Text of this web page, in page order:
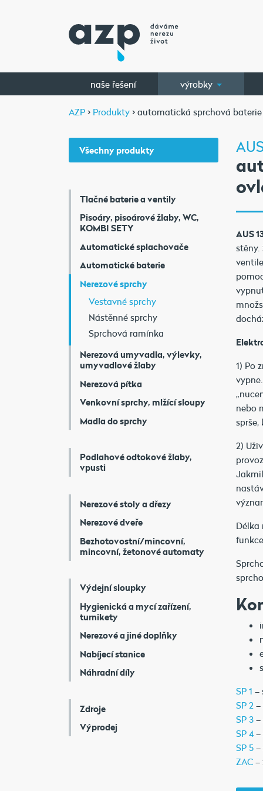
naše řešení výrobky
AZP > Produkty > automatická sprchová
Všechny produkty
Tlačné baterie a ventily
Pisoáry, pisoárové žlaby, WC,
KOMBI SETY
Automatické splachovače
Automatické baterie
Nerezové sprchy
Vestavné sprchy
Nástěnné sprchy
Sprchová ramínka
Nerezová umyvadla, výlevky,
umyvadlové žlaby
Nerezová pítka
Venkovní sprchy, mlžící sloupy
Madla do sprchy
Podlahové odtokové žlaby,
vpusti
Nerezové stoly a dřezy
Nerezové dveře
Bezhotovostní/mincovní,
mincovní, žetonové automaty
Výdejní sloupky
Hygienická a mycí zařízení,
turnikety
Nerezové a jiné doplňky
Nabíjecí stanice
Náhradní díly
Zdroje
Výprodej
AUS
stěny.
1) Po
nebo
sprše,
2)
Délka
SP 1 –
SP 2
SP 3
SP 4
SP 5
ZAC –